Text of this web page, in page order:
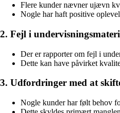
Flere kunder nævner ujævn
Nogle har haft positive
2. Fejl i
Der er rapporter om fejl i
Dette kan have påvirket
3. Udfordringer med at
Nogle kunder har følt behov